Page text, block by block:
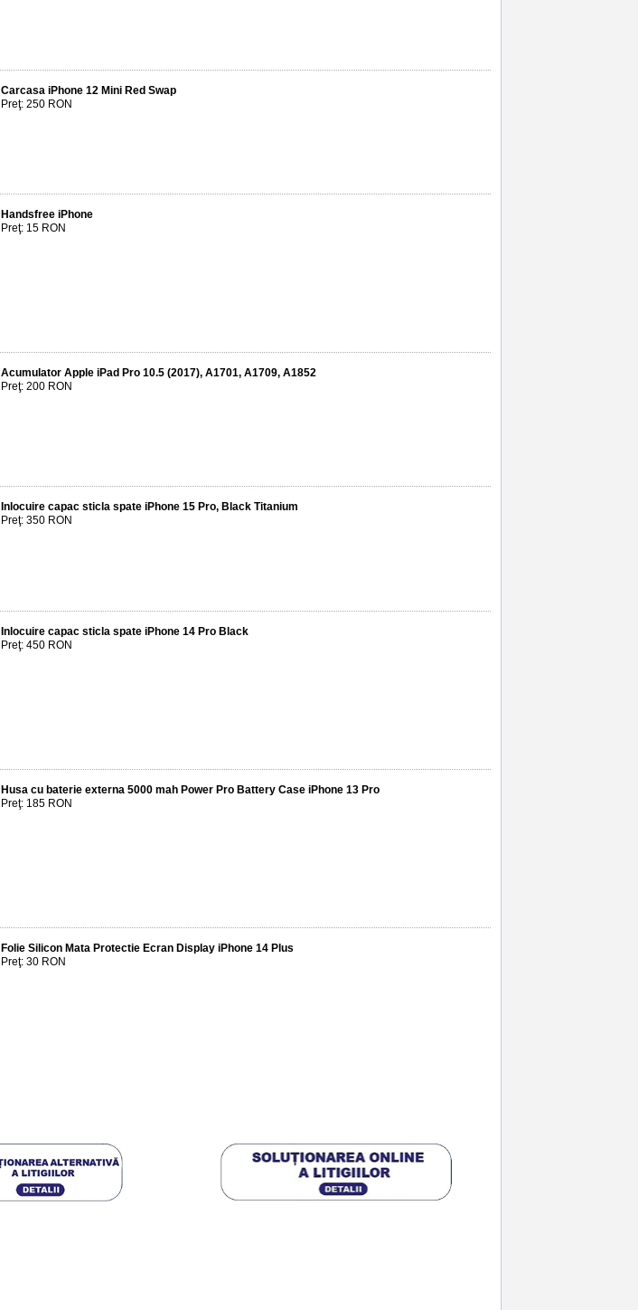
Carcasa iPhone 12 Mini Red Swap
Preţ: 250 RON
Handsfree iPhone
Preţ: 15 RON
Acumulator Apple iPad Pro 10.5 (2017), A1701, A1709, A1852
Preţ: 200 RON
Inlocuire capac sticla spate iPhone 15 Pro, Black Titanium
Preţ: 350 RON
Inlocuire capac sticla spate iPhone 14 Pro Black
Preţ: 450 RON
Husa cu baterie externa 5000 mah Power Pro Battery Case iPhone 13 Pro
Preţ: 185 RON
Folie Silicon Mata Protectie Ecran Display iPhone 14 Plus
Preţ: 30 RON